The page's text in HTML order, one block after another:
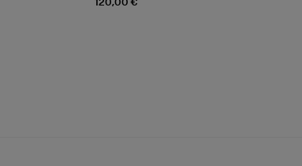
120,00 €